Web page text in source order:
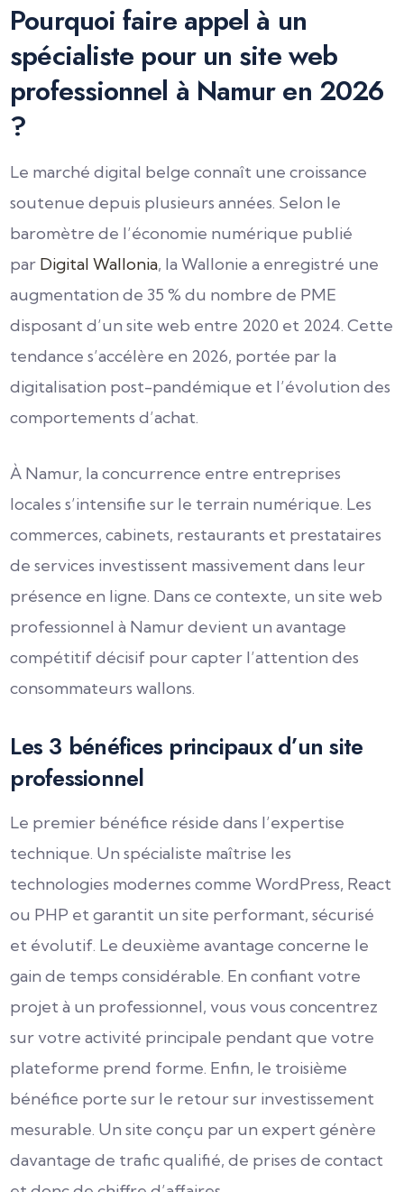
Pourquoi faire appel à un
spécialiste pour un site web
professionnel à Namur en 2026
?
Le marché digital belge connaît une croissance
soutenue depuis plusieurs années. Selon le
baromètre de l’économie numérique publié
par Digital Wallonia, la Wallonie a enregistré une
augmentation de 35 % du nombre de PME
disposant d’un site web entre 2020 et 2024. Cette
tendance s’accélère en 2026, portée par la
digitalisation post-pandémique et l’évolution des
comportements d’achat.
À Namur, la concurrence entre entreprises
locales s’intensifie sur le terrain numérique. Les
commerces, cabinets, restaurants et prestataires
de services investissent massivement dans leur
présence en ligne. Dans ce contexte, un site web
professionnel à Namur devient un avantage
compétitif décisif pour capter l’attention des
consommateurs wallons.
Les 3 bénéfices principaux d’un site
professionnel
Le premier bénéfice réside dans l’expertise
technique. Un spécialiste maîtrise les
technologies modernes comme WordPress, React
ou PHP et garantit un site performant, sécurisé
et évolutif. Le deuxième avantage concerne le
gain de temps considérable. En confiant votre
projet à un professionnel, vous vous concentrez
sur votre activité principale pendant que votre
plateforme prend forme. Enfin, le troisième
bénéfice porte sur le retour sur investissement
mesurable. Un site conçu par un expert génère
davantage de trafic qualifié, de prises de contact